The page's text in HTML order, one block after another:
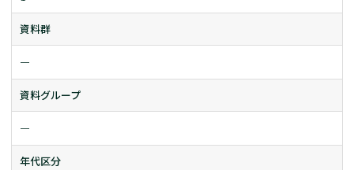
資料群
ー
資料グループ
ー
年代区分